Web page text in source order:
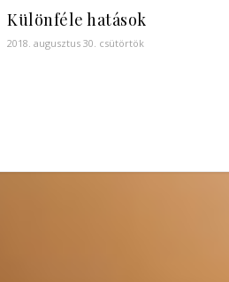
Különféle hatások
2018. augusztus 30. csütörtök